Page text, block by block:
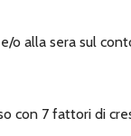
alla sera sul
con 7 fattori di